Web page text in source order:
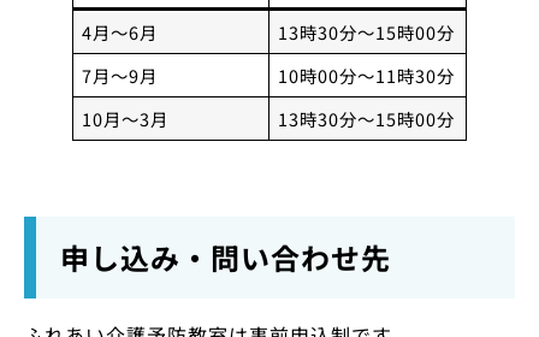
4月～6月
13時30分～15時00分
7月～9月
10時00分～11時30分
10月～3月
13時30分～15時00分
申し込み・問い合わせ先